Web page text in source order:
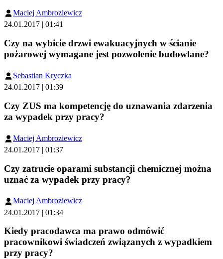
Maciej Ambroziewicz
24.01.2017 | 01:41
Czy na wybicie drzwi ewakuacyjnych w ścianie
pożarowej wymagane jest pozwolenie budowlane?
Sebastian Kryczka
24.01.2017 | 01:39
Czy ZUS ma kompetencję do uznawania zdarzenia
za wypadek przy pracy?
Maciej Ambroziewicz
24.01.2017 | 01:37
Czy zatrucie oparami substancji chemicznej można
uznać za wypadek przy pracy?
Maciej Ambroziewicz
24.01.2017 | 01:34
Kiedy pracodawca ma prawo odmówić
pracownikowi świadczeń związanych z wypadkiem
przy pracy?